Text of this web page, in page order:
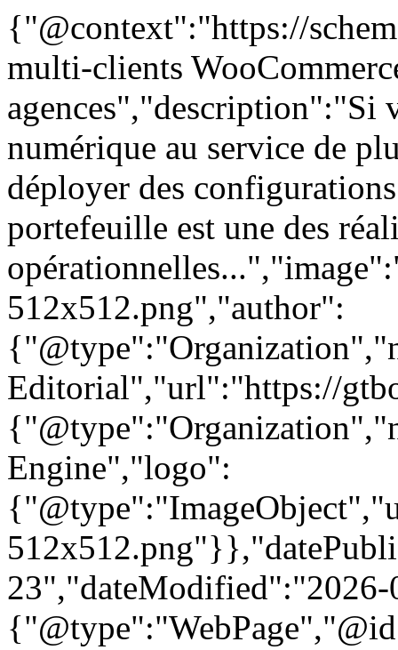
{"@context":"https://
multi-clients
agences","description":"Si
numérique au service de
déployer des
portefeuille est une des
512x512.png","author":
Editorial","url":"https://
Engine","logo":